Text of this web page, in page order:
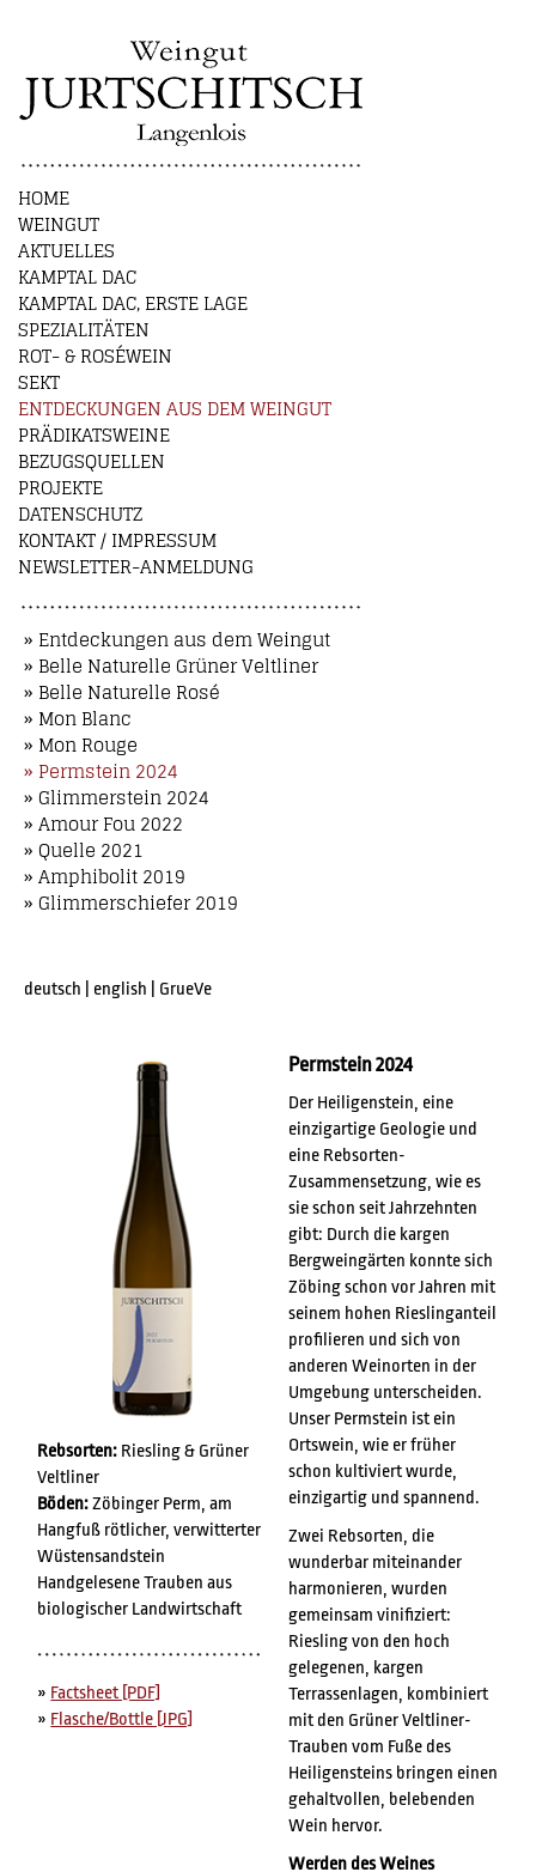
HOME
WEINGUT
AKTUELLES
KAMPTAL DAC
KAMPTAL DAC, ERSTE LAGE
SPEZIALITÄTEN
ROT- & ROSÉWEIN
SEKT
ENTDECKUNGEN AUS DEM WEINGUT
PRÄDIKATSWEINE
BEZUGSQUELLEN
PROJEKTE
DATENSCHUTZ
KONTAKT / IMPRESSUM
NEWSLETTER-ANMELDUNG
» Entdeckungen aus dem Weingut
» Belle Naturelle Grüner Veltliner
» Belle Naturelle Rosé
» Mon Blanc
» Mon Rouge
» Permstein 2024
» Glimmerstein 2024
» Amour Fou 2022
» Quelle 2021
» Amphibolit 2019
» Glimmerschiefer 2019
deutsch english GrueVe
Rebsorten: Riesling & Grüner
Veltliner
Böden:Zöbinger Perm, am
Hangfuß rötlicher, verwitterter
Wüstensandstein
Handgelesene Trauben aus
biologischer Landwirtschaft
» Factsheet [PDF]
» Flasche/Bottle [JPG]
Permstein 2024
Der Heiligenstein, eine
einzigartige Geologie und
eine Rebsorten-
Zusammensetzung, wie es
sie schon seit Jahrzehnten
gibt: Durch die kargen
Bergweingärten konnte sich
Zöbing schon vor Jahren mit
seinem hohen Rieslinganteil
profilieren und sich von
anderen Weinorten in der
Umgebung unterscheiden.
Unser Permstein ist ein
Ortswein, wie er früher
schon kultiviert wurde,
einzigartig und spannend.
Zwei Rebsorten, die
wunderbar miteinander
harmonieren, wurden
gemeinsam vinifiziert:
Riesling von den hoch
gelegenen, kargen
Terrassenlagen, kombiniert
mit den Grüner Veltliner-
Trauben vom Fuße des
Heiligensteins bringen einen
gehaltvollen, belebenden
Wein hervor.
Werden des Weines